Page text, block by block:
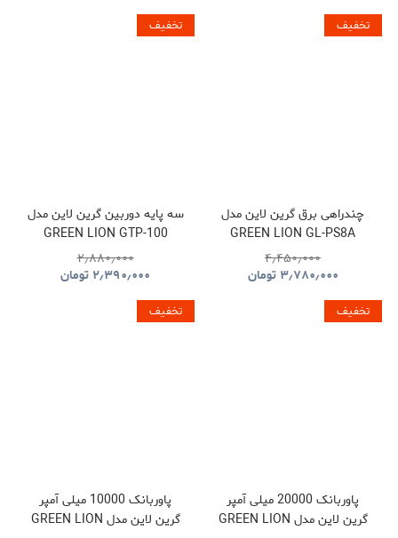
تخفیف
چندراهی برق گرین لاین مدل
GREEN LION GL-PS8A
GNPS7UPDUKBK
۴٫۴۵۰٫۰۰۰
۳٫۷۸۰٫۰۰۰ تومان
تخفیف
سه پایه دوربین گرین لاین مدل
GREEN LION GTP-100
GNTP100TRIBK
۲٫۸۸۰٫۰۰۰
۲٫۳۹۰٫۰۰۰ تومان
تخفیف
پاوربانک 20000 میلی آمپر
گرین لاین مدل GREEN LION
تخفیف
پاوربانک 10000 میلی آمپر
گرین لاین مدل GREEN LION